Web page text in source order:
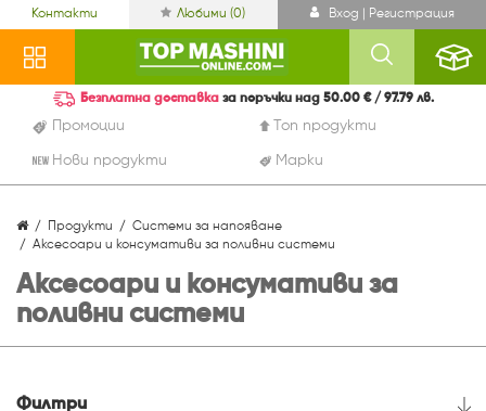
Контакти Любими (0) Вход | Регистрация
Промоции Топ продукти
Нови продукти Марки
Безплатна доставка за поръчки над 50.00 € / 97.79 лв.
Продукти
Системи за напояване
Аксесоари и консумативи за поливни системи
Аксесоари и консумативи за
поливни системи
Филтри